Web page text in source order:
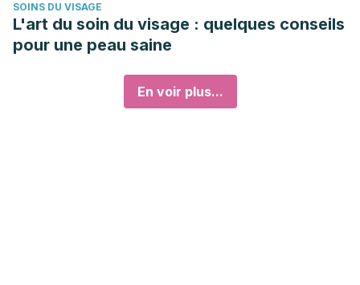
SOINS DU VISAGE
L'art du soin du visage : quelques conseils
pour une peau saine
En voir plus...